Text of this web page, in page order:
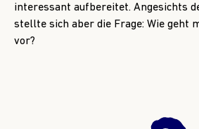
interessant aufbereitet. Angesichts
stellte sich aber die Frage: Wie geht
vor?